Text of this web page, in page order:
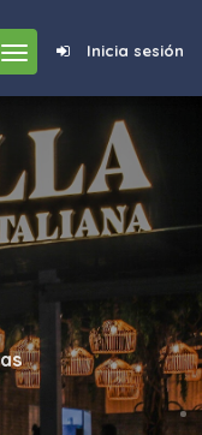
Inicia sesión